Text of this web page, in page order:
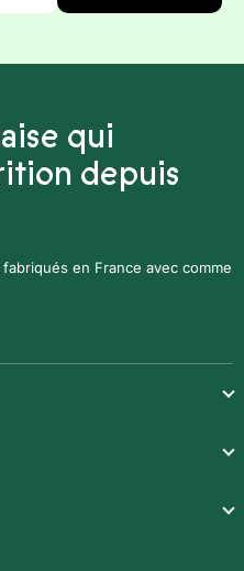
qui
depuis
en France avec comme